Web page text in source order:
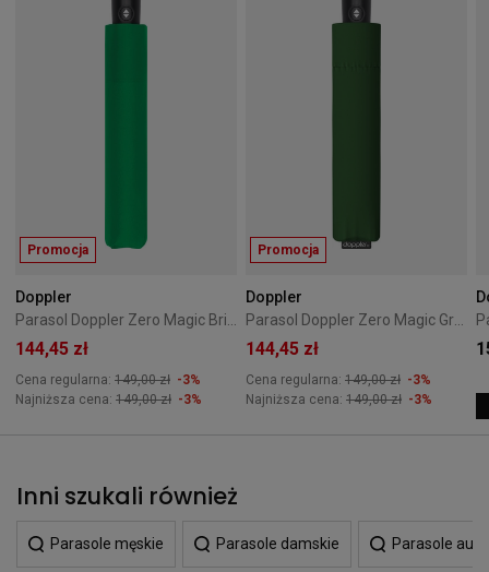
Promocja
Doppler
Parasol Doppler Zero Magic Bright Green
144,45 zł
Cena regularna: 149,00 zł -3%
Najniższa cena: 149,00 zł -3%
Promocja
Doppler
Parasol Doppler Zero Magic Gras Green
144,45 zł
Cena regularna: 149,00 zł -3%
Najniższa cena: 149,00 zł -3%
Inni szukali również
Parasole męskie Parasole damskie Parasole